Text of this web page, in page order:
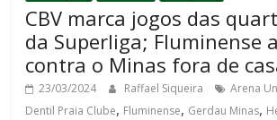
CBV marca jogos das
da Superliga; Fluminense
contra o Minas fora de
23/03/2024 Raffael Siqueira Arena
Dentil Praia Clube, Fluminense, Gerdau Minas,